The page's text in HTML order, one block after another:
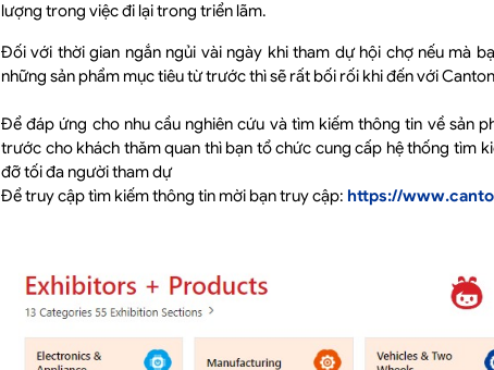
lượng trong việc đi lại trong triển lãm.
Đối với thời gian ngắn ngủi vài ngày khi tham dự hội chợ nếu mà
những sản phẩm mục tiêu từ trước thì sẽ rất bối rối khi đến với
Để đáp ứng cho nhu cầu nghiên cứu và tìm kiếm thông tin về sản
trước cho khách thăm quan thì bạn tổ chức cung cấp hệ thống tìm
đỡ tối đa người tham dự
Để truy cập tìm kiếm thông tin mời bạn truy cập: https://